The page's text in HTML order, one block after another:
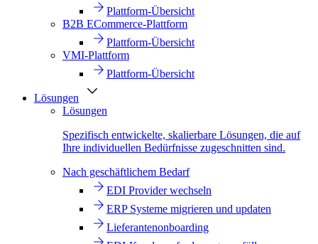
Plattform-Übersicht
B2B ECommerce-Plattform
Plattform-Übersicht
VMI-Plattform
Plattform-Übersicht
Lösungen
Lösungen
Spezifisch entwickelte, skalierbare Lösungen, die auf
Ihre individuellen Bedürfnisse zugeschnitten sind.
Nach geschäftlichem Bedarf
EDI Provider wechseln
ERP Systeme migrieren und updaten
Lieferantenonboarding